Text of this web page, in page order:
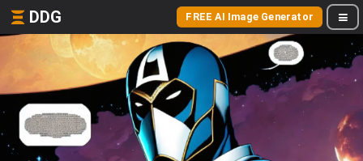
DDG FREE AI Image Generator